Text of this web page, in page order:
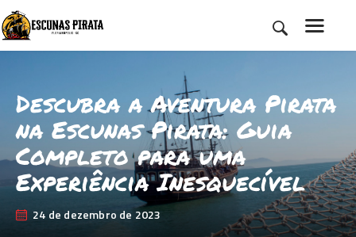
HOME
SOBRE NÓS
ROTEIROS
BLOG
CONTATO
Descubra a Aventura Pirata
na Escunas Pirata: Guia
Completo para uma
Experiência Inesquecível
24 de dezembro de 2023